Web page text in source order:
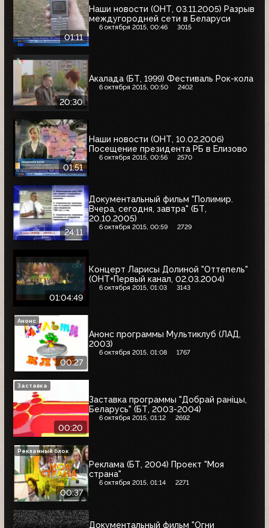
01:11
Наши новости (ОНТ, 03.11.2005) Разрыв
междугородней сети в Беларуси
6 октября 2015, 00:46 3015
20:30
Акалада (БТ, 1999) Фестиваль Рок-кола
6 октября 2015, 00:50 2402
01:51
Наши новости (ОНТ, 10.02.2006)
Посещение президента РБ в Елизово
6 октября 2015, 00:56 2570
24:11
Документальный фильм "Полимир.
Вчера, сегодня, завтра" (БТ,
20.10.2005)
6 октября 2015, 00:59 2729
01:04:49
Концерт Ларисы Долиной "Оттепель"
(ОНТ+Первый канал, 02.03.2004)
6 октября 2015, 01:03 3143
00:27
Анонс программы Мультиклуб (ЛАД,
2003)
6 октября 2015, 01:08 1767
Анонс
00:20
Заставка программы "Добрай ранiцы,
Беларусь" (БТ, 2003-2004)
6 октября 2015, 01:12 2692
Заставка
00:37
Реклама (БТ, 2004) Проект "Моя
страна"
6 октября 2015, 01:14 2271
Рекламный блок
Документальный фильм "Огни